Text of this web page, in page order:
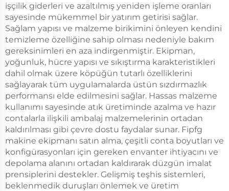
işçilik giderleri ve azaltılmış yeniden işleme oranları
sayesinde mükemmel bir yatırım getirisi sağlar.
Sağlam yapısı ve malzeme birikimini önleyen kendini
temizleme özelliğine sahip olması nedeniyle bakım
gereksinimleri en aza indirgenmiştir. Ekipman,
yoğunluk, hücre yapısı ve sıkıştırma karakteristikleri
dahil olmak üzere köpüğün tutarlı özelliklerini
sağlayarak tüm uygulamalarda üstün sızdırmazlık
performansı elde edilmesini sağlar. Hassas malzeme
kullanımı sayesinde atık üretiminde azalma ve hazır
contalarla ilişkili ambalaj malzemelerinin ortadan
kaldırılması gibi çevre dostu faydalar sunar. Fipfg
makine ekipmanı satın alma, çeşitli conta boyutları ve
konfigürasyonları için gereken envanter ihtiyacını ve
depolama alanını ortadan kaldırarak düzgün imalat
prensiplerini destekler. Gelişmiş teşhis sistemleri,
beklenmedik duruşları önlemek ve üretim